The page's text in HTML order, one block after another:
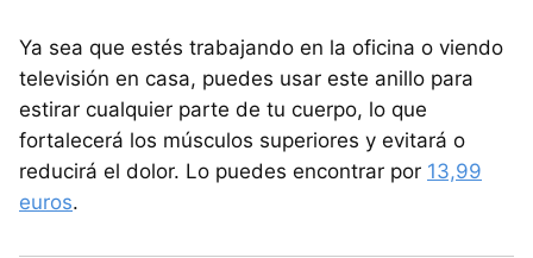
Ya sea que estés trabajando en la oficina o viendo
televisión en casa, puedes usar este anillo para
estirar cualquier parte de tu cuerpo, lo que
fortalecerá los músculos superiores y evitará o
reducirá el dolor. Lo puedes encontrar por 13,99
euros.